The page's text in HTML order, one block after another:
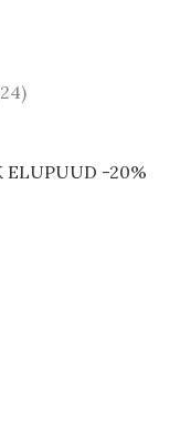
24
ELUPUUD -20%